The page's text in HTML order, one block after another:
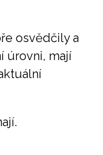
osvědčily a
úrovni, mají